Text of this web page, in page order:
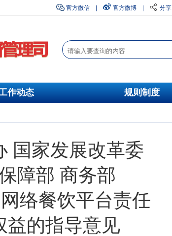
官方微信 | 官方微博 | 分享
作动态 规则制度
国家发展改革委
障部 商务部
络餐饮平台责任
益的指导意见